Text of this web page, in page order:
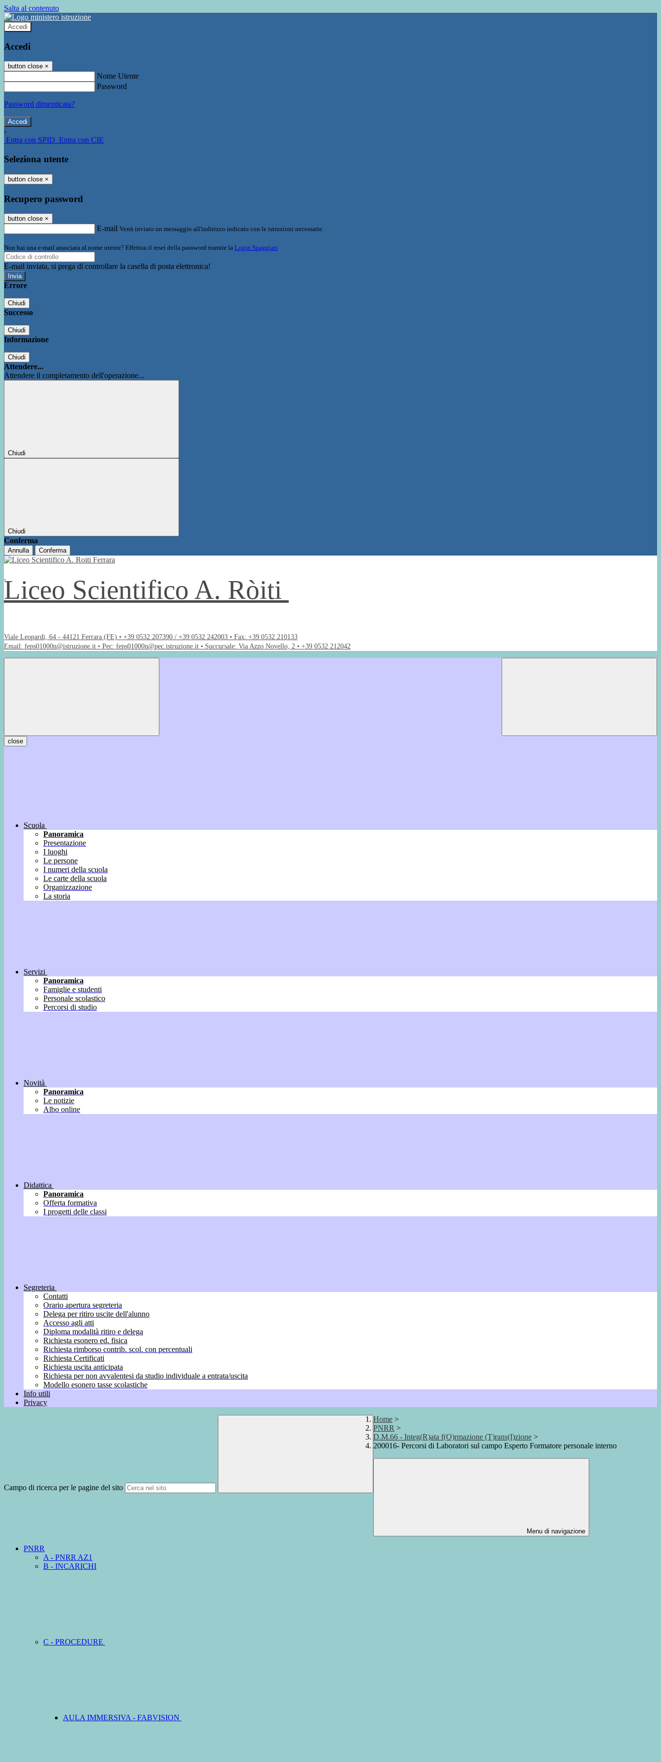
Salta al contenuto
Accedi
Accedi
button close ×
Nome Utente
Password
Password dimenticata?
-
Entra con SPID Entra con CIE
Seleziona utente
button close ×
Recupero password
button close ×
E-mail Verrà inviato un messaggio all'indirizzo indicato con le istruzioni necessarie.
Non hai una e-mail associata al nome utente? Effettua il reset della password tramite la Login Spaggiari
E-mail inviata, si prega di controllare la casella di posta elettronica!
Errore
Chiudi
Successo
Chiudi
Informazione
Chiudi
Attendere...
Attendere il completamento dell'operazione...
Chiudi
Chiudi
Conferma
Annulla Conferma
Liceo Scientifico A. Ròiti
Viale Leopardi, 64 - 44121 Ferrara (FE) • +39 0532 207390 / +39 0532 242003 • Fax: +39 0532 210133
Email: feps01000n@istruzione.it • Pec: feps01000n@pec.istruzione.it • Succursale: Via Azzo Novello, 2 • +39 0532 212042
close
Scuola
Panoramica
Presentazione
I luoghi
Le persone
I numeri della scuola
Le carte della scuola
Organizzazione
La storia
Servizi
Panoramica
Famiglie e studenti
Personale scolastico
Percorsi di studio
Novità
Panoramica
Le notizie
Albo online
Didattica
Panoramica
Offerta formativa
I progetti delle classi
Segreteria
Contatti
Orario apertura segreteria
Delega per ritiro uscite dell'alunno
Accesso agli atti
Diploma modalità ritiro e delega
Richiesta esonero ed. fisica
Richiesta rimborso contrib. scol. con percentuali
Richiesta Certificati
Richiesta uscita anticipata
Richiesta per non avvalentesi da studio individuale a entrata/uscita
Modello esonero tasse scolastiche
Info utili
Privacy
Campo di ricerca per le pagine del sito
Home >
PNRR >
D.M.66 - Integ(R)ata f(O)rmazione (T)rans(I)zione >
200016- Percorsi di Laboratori sul campo Esperto Formatore personale interno
Menu di navigazione
PNRR
A - PNRR AZ1
B - INCARICHI
C - PROCEDURE
AULA IMMERSIVA - FABVISION